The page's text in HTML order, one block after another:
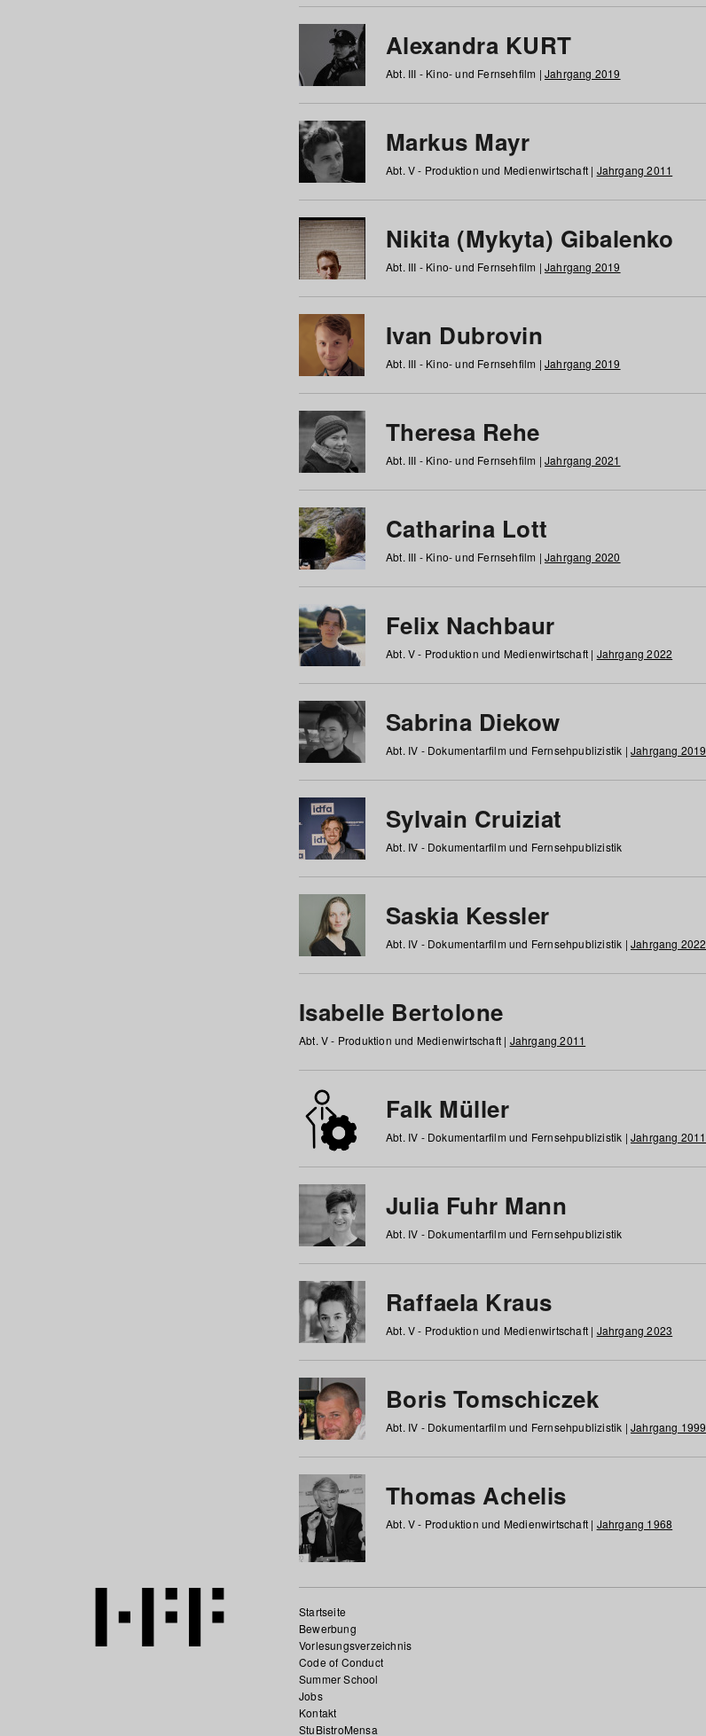
Alexandra KURT
Abt. III - Kino- und Fernsehfilm | Jahrgang 2019
Markus Mayr
Abt. V - Produktion und Medienwirtschaft | Jahrgang 2011
Nikita (Mykyta) Gibalenko
Abt. III - Kino- und Fernsehfilm | Jahrgang 2019
Ivan Dubrovin
Abt. III - Kino- und Fernsehfilm | Jahrgang 2019
Theresa Rehe
Abt. III - Kino- und Fernsehfilm | Jahrgang 2021
Catharina Lott
Abt. III - Kino- und Fernsehfilm | Jahrgang 2020
Felix Nachbaur
Abt. V - Produktion und Medienwirtschaft | Jahrgang 2022
Sabrina Diekow
Abt. IV - Dokumentarfilm und Fernsehpublizistik | Jahrgang 2019
Sylvain Cruiziat
Abt. IV - Dokumentarfilm und Fernsehpublizistik
Saskia Kessler
Abt. IV - Dokumentarfilm und Fernsehpublizistik | Jahrgang 2022
Isabelle Bertolone
Abt. V - Produktion und Medienwirtschaft | Jahrgang 2011
Falk Müller
Abt. IV - Dokumentarfilm und Fernsehpublizistik | Jahrgang 2011
Julia Fuhr Mann
Abt. IV - Dokumentarfilm und Fernsehpublizistik
Raffaela Kraus
Abt. V - Produktion und Medienwirtschaft | Jahrgang 2023
Boris Tomschiczek
Abt. IV - Dokumentarfilm und Fernsehpublizistik | Jahrgang 1999
Thomas Achelis
Abt. V - Produktion und Medienwirtschaft | Jahrgang 1968
Startseite
Bewerbung
Vorlesungsverzeichnis
Code of Conduct
Summer School
Jobs
Kontakt
StuBistroMensa